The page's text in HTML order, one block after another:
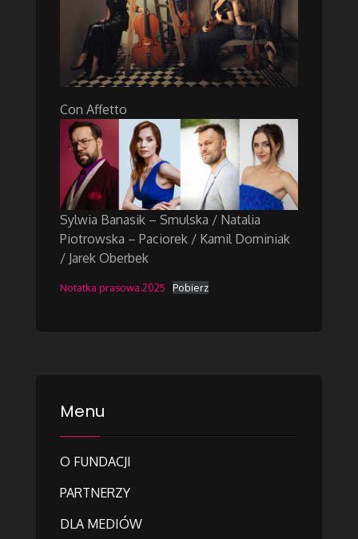
Con Affetto
Sylwia Banasik – Smulska / Natalia
Piotrowska – Paciorek / Kamil Dominiak
/ Jarek Oberbek
Notatka prasowa.2025 Pobierz
Menu
O FUNDACJI
PARTNERZY
DLA MEDIÓW